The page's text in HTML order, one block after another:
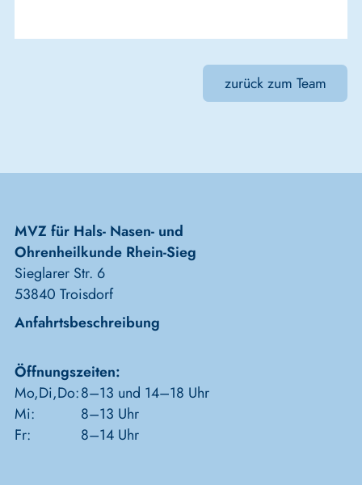
zurück zum Team
MVZ für Hals- Nasen- und
Ohrenheilkunde Rhein-Sieg
Sieglarer Str. 6
53840 Troisdorf
Anfahrtsbeschreibung
Öffnungszeiten:
Mo,Di,Do:8–13 und 14–18 Uhr
Mi:
8–13 Uhr
Fr:
8–14 Uhr